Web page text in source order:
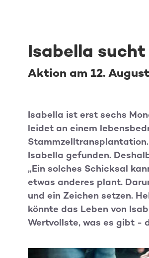
Isabella sucht
Aktion am 12.
Isabella ist erst sechs
leidet an einem
Isabella gefunden.
„Ein solches Schicksal
etwas anderes plant.
und ein Zeichen setzen.
könnte das Leben von
Wertvollste, was es gibt -